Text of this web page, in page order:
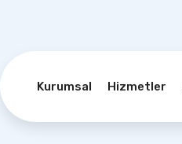
Kurumsal Hizmetler